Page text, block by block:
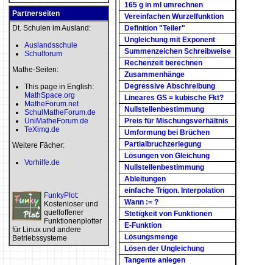
Partnerseiten
Dt. Schulen im Ausland:
Auslandsschule
Schulforum
Mathe-Seiten:
This page in English:
MathSpace.org
MatheForum.net
SchulMatheForum.de
UniMatheForum.de
TeXimg.de
Weitere Fächer:
Vorhilfe.de
FunkyPlot:
Kostenloser und
quelloffener
Funktionenplotter
für Linux und andere
Betriebssysteme
165 g in ml umrechnen
Vereinfachen Wurzelfunktion
Definition "Teiler"
Ungleichung mit Exponent
Summenzeichen Schreibweise
Rechenzeit berechnen
Zusammenhänge
Degressive Abschreibung
Lineares GS = kubische Fkt?
Nullstellenbestimmung
Preis für Mischungsverhältnis
Umformung bei Brüchen
Partialbruchzerlegung
Lösungen von Gleichung
Nullstellenbestimmung
Ableitungen
einfache Trigon. Interpolation
Wann := ?
Stetigkeit von Funktionen
E-Funktion
Lösungsmenge
Lösen der Ungleichung
Tangente anlegen